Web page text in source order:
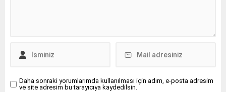
Daha sonraki yorumlarımda kullanılması için adım, e-posta adresim
ve site adresim bu tarayıcıya kaydedilsin.